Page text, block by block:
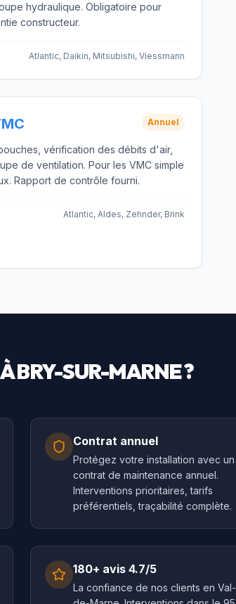
hydraulique. Obligatoire pour
constructeur.
Atlantic, Daikin, Mitsubishi, Viessmann
Annuel
vérification des débits d'air,
de ventilation. Pour les VMC simple
Rapport de contrôle fourni.
Atlantic, Aldes, Zehnder, Brink
BRY-SUR-MARNE?
Contrat annuel
Protégez votre installation avec un
contrat de maintenance annuel.
Interventions prioritaires, tarifs
préférentiels, traçabilité complète.
180+ avis 4.7/5
La confiance de nos clients en Val-